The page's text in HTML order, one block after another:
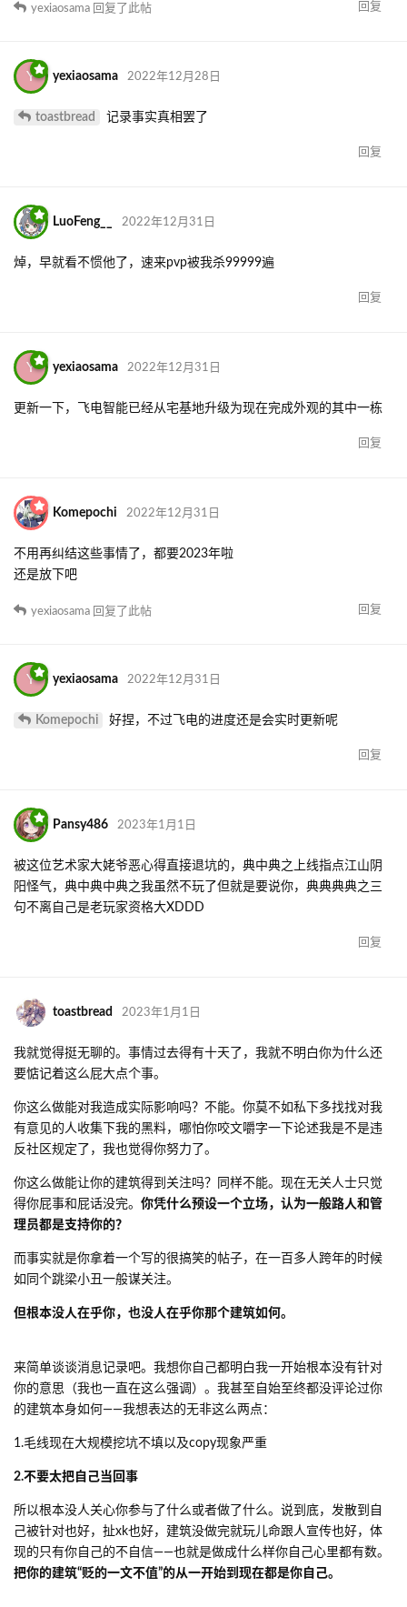
回复
yexiaosama 回复了此帖
Y yexiaosama 2022年12月28日
toastbread 记录事实真相罢了
回复
LuoFeng__ 2022年12月31日
焯，早就看不惯他了，速来pvp被我杀99999遍
回复
Y yexiaosama 2022年12月31日
更新一下，飞电智能已经从宅基地升级为现在完成外观的其中一栋
回复
Komepochi 2022年12月31日
不用再纠结这些事情了，都要2023年啦
还是放下吧
回复
yexiaosama 回复了此帖
Y yexiaosama 2022年12月31日
Komepochi 好捏，不过飞电的进度还是会实时更新呢
回复
Pansy486 2023年1月1日
被这位艺术家大姥爷恶心得直接退坑的，典中典之上线指点江山阴
阳怪气，典中典中典之我虽然不玩了但就是要说你，典典典典之三
句不离自己是老玩家资格大XDDD
回复
toastbread 2023年1月1日
我就觉得挺无聊的。事情过去得有十天了，我就不明白你为什么还
要惦记着这么屁大点个事。
你这么做能对我造成实际影响吗？不能。你莫不如私下多找找对我
有意见的人收集下我的黑料，哪怕你咬文嚼字一下论述我是不是违
反社区规定了，我也觉得你努力了。
你这么做能让你的建筑得到关注吗？同样不能。现在无关人士只觉
得你屁事和屁话没完。 你凭什么预设一个立场，认为一般路人和管
理员都是支持你的？
而事实就是你拿着一个写的很搞笑的帖子，在一百多人跨年的时候
如同个跳梁小丑一般谋关注。
但根本没人在乎你，也没人在乎你那个建筑如何。
来简单谈谈消息记录吧。我想你自己都明白我一开始根本没有针对
你的意思（我也一直在这么强调）。我甚至自始至终都没评论过你
的建筑本身如何——我想表达的无非这么两点：
1.毛线现在大规模挖坑不填以及copy现象严重
2.不要太把自己当回事
所以根本没人关心你参与了什么或者做了什么。说到底，发散到自
己被针对也好，扯xk也好，建筑没做完就玩儿命跟人宣传也好，体
现的只有你自己的不自信——也就是做成什么样你自己心里都有数。
把你的建筑“贬的一文不值”的从一开始到现在都是你自己。